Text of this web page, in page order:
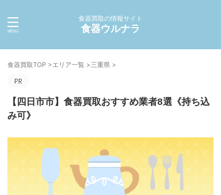
食器買取の情報サイト
食器ウルナラ
食器買取TOP >エリア一覧 >三重県 >
【四日市市】食器買取おすすめ業者8選《持ち込
み可》